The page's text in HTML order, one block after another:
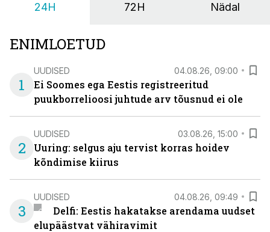
24H 72H Nädal
ENIMLOETUD
1
UUDISED 04.08.26, 09:00
Ei Soomes ega Eestis registreeritud
puukborrelioosi juhtude arv tõusnud ei ole
2
UUDISED 03.08.26, 15:00
Uuring: selgus aju tervist korras hoidev
kõndimise kiirus
3
UUDISED 04.08.26, 09:49
Delfi: Eestis hakatakse arendama uudset
elupäästvat vähiravimit